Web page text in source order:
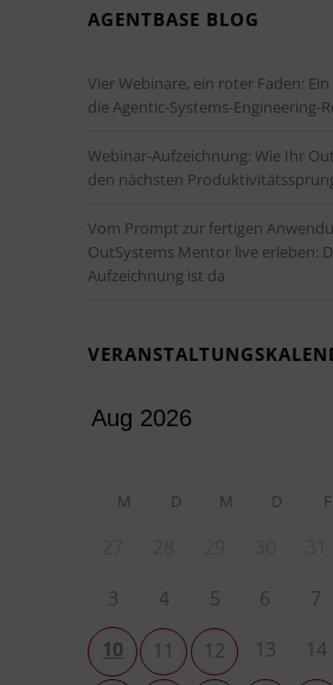
AGENTBASE BLOG
Vier Webinare, ein roter Faden:
die Agentic-Systems-Engineering-
Webinar-Aufzeichnung: Wie Ihr
den nächsten
Vom Prompt zur fertigen
OutSystems Mentor live erleben:
Aufzeichnung ist da
M D M D F
3
4 5 6 7
10
11 12 13 14